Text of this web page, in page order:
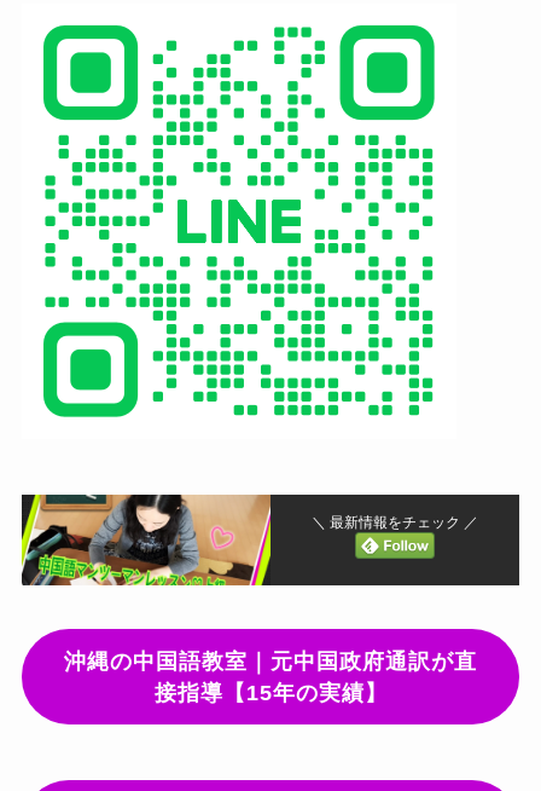
＼ 最新情報をチェック ／
沖縄の中国語教室｜元中国政府通訳が直
接指導【15年の実績】